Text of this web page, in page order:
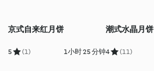
京式自来红月饼
5 (1) 1小时 25 分钟
潮式水晶月饼
4 (11)